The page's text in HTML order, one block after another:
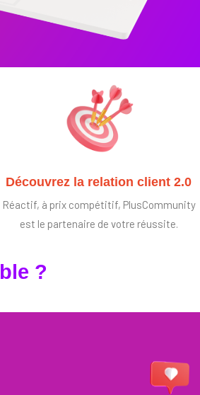
Découvrez la relation client 2.0
Réactif, à prix compétitif, PlusCommunity
est le partenaire de votre réussite.
?